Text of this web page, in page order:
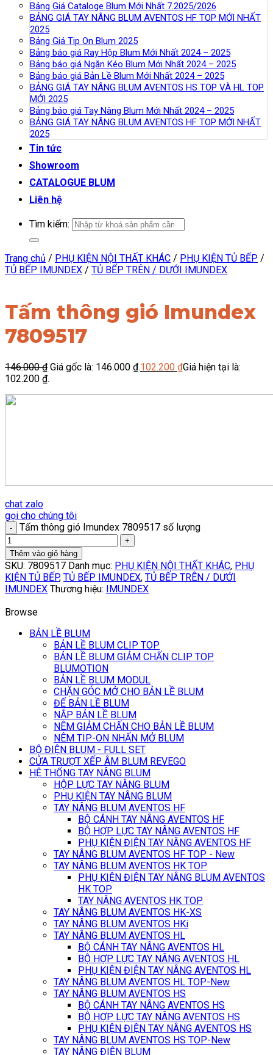
Bảng Giá Cataloge Blum Mới Nhất 7.2025/2026
BẢNG GIÁ TAY NÂNG BLUM AVENTOS HF TOP MỚI NHẤT
2025
Bảng Giá Tip On Blum 2025
Bảng báo giá Ray Hộp Blum Mới Nhất 2024 – 2025
Bảng báo giá Ngăn Kéo Blum Mới Nhất 2024 – 2025
Bảng báo giá Bản Lề Blum Mới Nhất 2024 – 2025
BẢNG GIÁ TAY NÂNG BLUM AVENTOS HS TOP VÀ HL TOP
MỚI 2025
Bảng báo giá Tay Nâng Blum Mới Nhất 2024 – 2025
BẢNG GIÁ TAY NÂNG BLUM AVENTOS HF TOP MỚI NHẤT
2025
Tin tức
Showroom
CATALOGUE BLUM
Liên hệ
Tìm kiếm:
Trang chủ / PHỤ KIỆN NỘI THẤT KHÁC / PHỤ KIỆN TỦ BẾP /
TỦ BẾP IMUNDEX / TỦ BẾP TRÊN / DƯỚI IMUNDEX
Tấm thông gió Imundex
7809517
146.000₫ Giá gốc là: 146.000 ₫.102.200 ₫Giá hiện tại là:
102.200 ₫.
chat zalo
gọi cho chúng tôi
Tấm thông gió Imundex 7809517 số lượng
Thêm vào giỏ hàng
SKU: 7809517 Danh mục: PHỤ KIỆN NỘI THẤT KHÁC, PHỤ
KIỆN TỦ BẾP, TỦ BẾP IMUNDEX, TỦ BẾP TRÊN / DƯỚI
IMUNDEX Thương hiệu: IMUNDEX
Browse
BẢN LỀ BLUM
BẢN LỀ BLUM CLIP TOP
BẢN LỀ BLUM GIẢM CHẤN CLIP TOP
BLUMOTION
BẢN LỀ BLUM MODUL
CHẶN GÓC MỞ CHO BẢN LỀ BLUM
ĐẾ BẢN LỀ BLUM
NẮP BẢN LỀ BLUM
NÊM GIẢM CHẤN CHO BẢN LỀ BLUM
NÊM TIP-ON NHẤN MỞ BLUM
BỘ ĐIỆN BLUM - FULL SET
CỬA TRƯỢT XẾP ÂM BLUM REVEGO
HỆ THỐNG TAY NÂNG BLUM
HỘP LỰC TAY NÂNG BLUM
PHỤ KIỆN TAY NÂNG BLUM
TAY NÂNG BLUM AVENTOS HF
BỘ CÁNH TAY NÂNG AVENTOS HF
BỘ HỢP LỰC TAY NÂNG AVENTOS HF
PHỤ KIỆN ĐIỆN TAY NÂNG AVENTOS HF
TAY NÂNG BLUM AVENTOS HF TOP - New
TAY NÂNG BLUM AVENTOS HK TOP
PHỤ KIỆN ĐIỆN TAY NÂNG BLUM AVENTOS
HK TOP
TAY NÂNG AVENTOS HK TOP
TAY NÂNG BLUM AVENTOS HK-XS
TAY NÂNG BLUM AVENTOS HKi
TAY NÂNG BLUM AVENTOS HL
BỘ CÁNH TAY NÂNG AVENTOS HL
BỘ HỢP LỰC TAY NÂNG AVENTOS HL
PHỤ KIỆN ĐIỆN TAY NÂNG AVENTOS HL
TAY NÂNG BLUM AVENTOS HL TOP-New
TAY NÂNG BLUM AVENTOS HS
BỘ CÁNH TAY NÂNG AVENTOS HS
BỘ HỢP LỰC TAY NÂNG AVENTOS HS
PHỤ KIỆN ĐIỆN TAY NÂNG AVENTOS HS
TAY NÂNG BLUM AVENTOS HS TOP-New
TAY NÂNG ĐIỆN BLUM